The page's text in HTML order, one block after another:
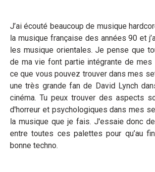
J’ai écouté beaucoup de musique
la musique française des années 90 et
les musique orientales. Je pense que
de ma vie font partie intégrante de mes
ce que vous pouvez trouver dans mes
une très grande fan de David Lynch
cinéma. Tu peux trouver des aspects
d'horreur et psychologiques dans mes
la musique que je fais. J'essaie donc
entre toutes ces palettes pour qu’au
bonne techno.